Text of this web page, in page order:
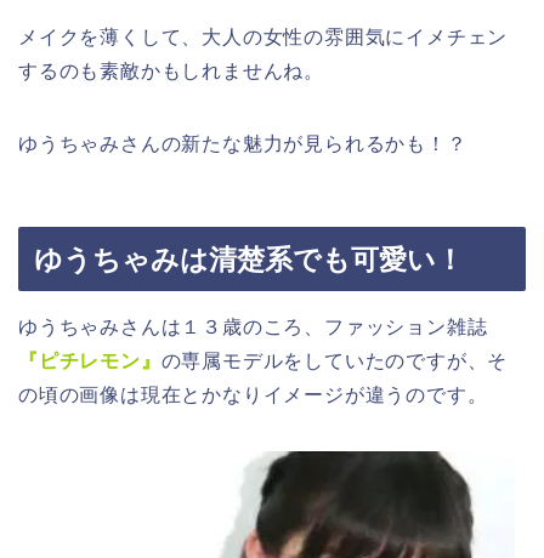
メイクを薄くして、大人の女性の雰囲気にイメチェン
するのも素敵かもしれませんね。
ゆうちゃみさんの新たな魅力が見られるかも！？
ゆうちゃみは清楚系でも可愛い！
ゆうちゃみさんは１３歳のころ、ファッション雑誌
『ピチレモン』 の専属モデルをしていたのですが、そ
の頃の画像は現在とかなりイメージが違うのです。